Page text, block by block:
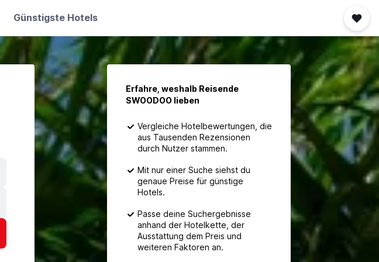
Günstigste Hotels
Erfahre, weshalb Reisende
SWOODOO lieben
Vergleiche Hotelbewertungen, die
aus Tausenden Rezensionen
durch Nutzer stammen.
Mit nur einer Suche siehst du
genaue Preise für günstige
Hotels.
Passe deine Suchergebnisse
anhand der Hotelkette, der
Ausstattung dem Preis und
weiteren Faktoren an.